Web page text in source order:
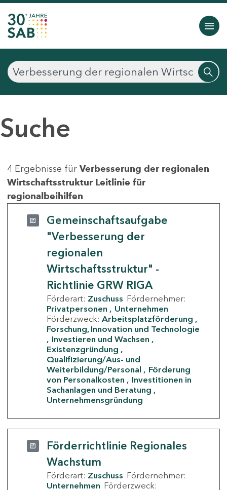
Suche
4 Ergebnisse für Verbesserung der regionalen
Wirtschaftsstruktur Leitlinie für
regionalbeihilfen
Gemeinschaftsaufgabe
"Verbesserung der
regionalen
Wirtschaftsstruktur" -
Richtlinie GRW RIGA
Förderart: Zuschuss Fördernehmer:
Privatpersonen
Unternehmen
Förderzweck: Arbeitsplatzförderung
Forschung, Innovation und Technologie
Investieren und Wachsen
Existenzgründung
Qualifizierung/Aus- und
Weiterbildung/Personal
Förderung
von Personalkosten
Investitionen in
Sachanlagen und Beratung
Unternehmensgründung
Förderrichtlinie Regionales
Wachstum
Förderart: Zuschuss Fördernehmer:
Unternehmen Förderzweck: